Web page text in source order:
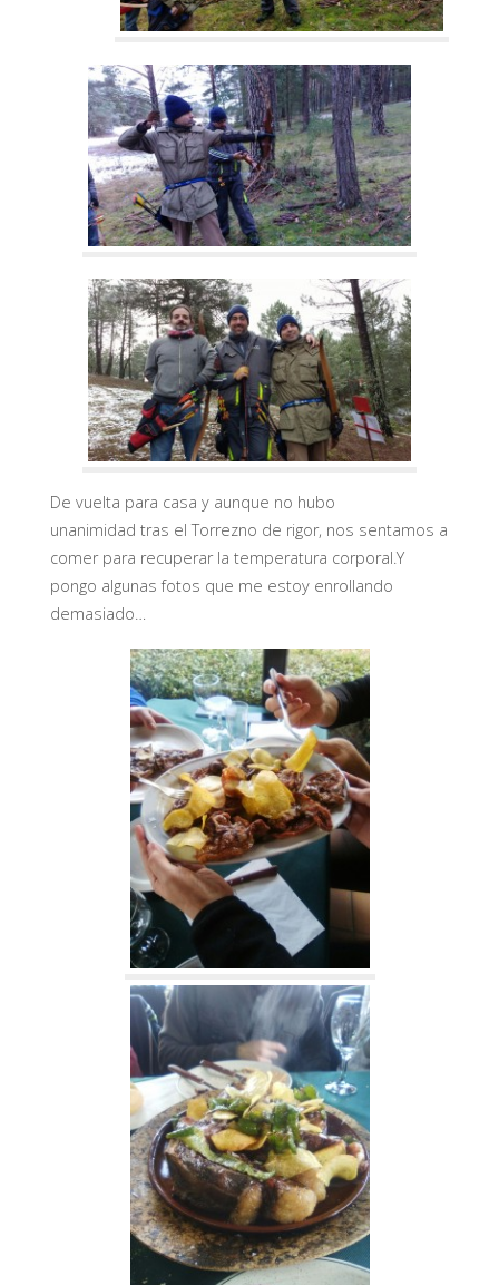
De vuelta para casa y aunque no hubo
unanimidad tras el Torrezno de rigor, nos sentamos a
comer para recuperar la temperatura corporal.Y
pongo algunas fotos que me estoy enrollando
demasiado…